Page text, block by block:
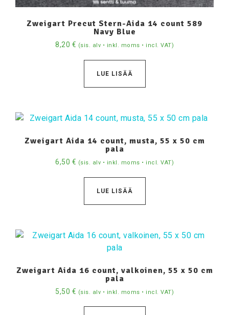
Zweigart Precut Stern-Aida 14 count 589
Navy Blue
8,20 € (sis. alv • inkl. moms • incl. VAT)
LUE LISÄÄ
Zweigart Aida 14 count, musta, 55 x 50 cm
pala
6,50 € (sis. alv • inkl. moms • incl. VAT)
LUE LISÄÄ
Zweigart Aida 16 count, valkoinen, 55 x 50 cm
pala
5,50 € (sis. alv • inkl. moms • incl. VAT)